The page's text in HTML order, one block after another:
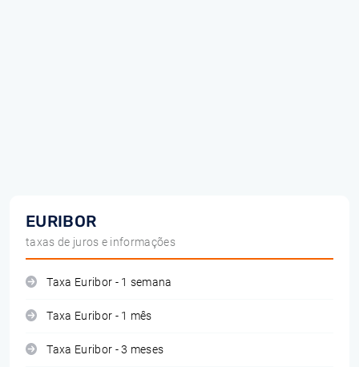
EURIBOR
taxas de juros e informações
Taxa Euribor - 1 semana
Taxa Euribor - 1 mês
Taxa Euribor - 3 meses